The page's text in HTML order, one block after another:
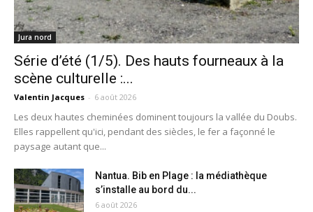
Jura nord
Série d’été (1/5). Des hauts fourneaux à la
scène culturelle :...
Valentin Jacques - 6 août 2026
Les deux hautes cheminées dominent toujours la vallée du Doubs.
Elles rappellent qu'ici, pendant des siècles, le fer a façonné le
paysage autant que...
Nantua. Bib en Plage : la médiathèque
s’installe au bord du...
6 août 2026